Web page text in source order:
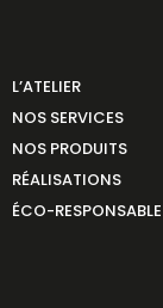
L’ATELIER
NOS SERVICES
NOS PRODUITS
RÉALISATIONS
ÉCO-RESPONSABLE